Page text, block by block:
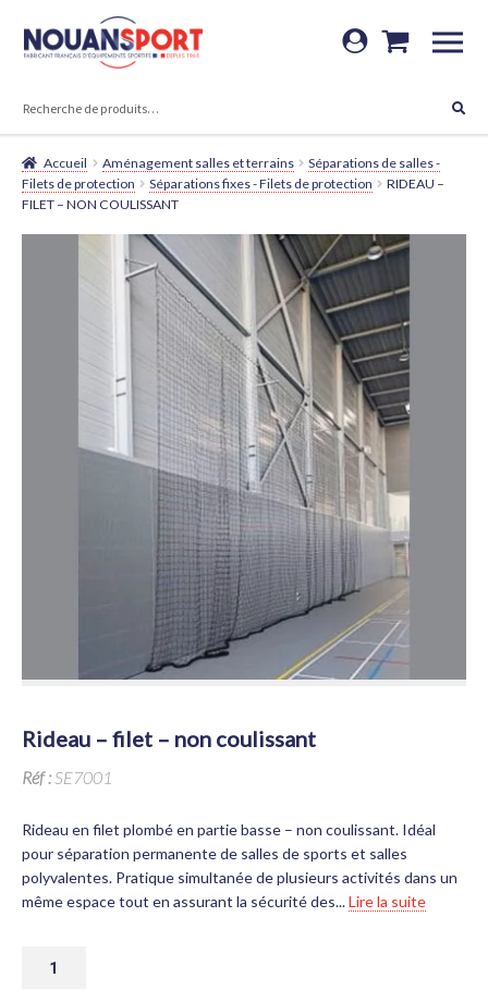
Aller
Aller
Accueil Aménagement salles et terrains
Séparations de salles -
Filets de protection
Séparations fixes - Filets de protection
RIDEAU –
FILET – NON COULISSANT
rideau – filet – non coulissant
Réf :SE7001
Rideau en filet plombé en partie basse – non coulissant. Idéal
pour séparation permanente de salles de sports et salles
polyvalentes. Pratique simultanée de plusieurs activités dans un
même espace tout en assurant la sécurité des...Lire la suite